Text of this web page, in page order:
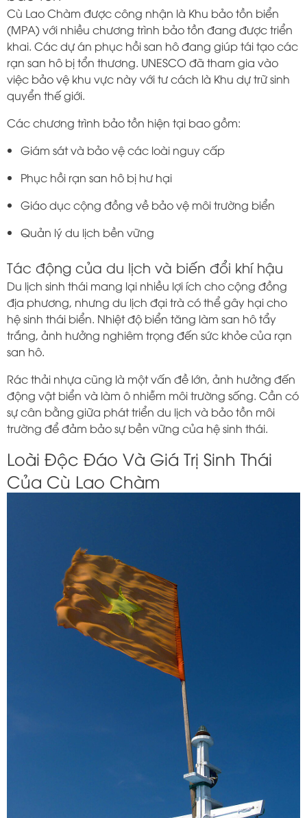
Cù Lao Chàm được công nhận là Khu bảo tồn biển
(MPA) với nhiều chương trình bảo tồn đang được triển
khai. Các dự án phục hồi san hô đang giúp tái tạo các
rạn san hô bị tổn thương. UNESCO đã tham gia vào
việc bảo vệ khu vực này với tư cách là Khu dự trữ sinh
quyển thế giới.
Các chương trình bảo tồn hiện tại bao gồm:
Giám sát và bảo vệ các loài nguy cấp
Phục hồi rạn san hô bị hư hại
Giáo dục cộng đồng về bảo vệ môi trường biển
Quản lý du lịch bền vững
Tác động của du lịch và biến đổi khí hậu
Du lịch sinh thái mang lại nhiều lợi ích cho cộng đồng
địa phương, nhưng du lịch đại trà có thể gây hại cho
hệ sinh thái biển. Nhiệt độ biển tăng làm san hô tẩy
trắng, ảnh hưởng nghiêm trọng đến sức khỏe của rạn
san hô.
Rác thải nhựa cũng là một vấn đề lớn, ảnh hưởng đến
động vật biển và làm ô nhiễm môi trường sống. Cần có
sự cân bằng giữa phát triển du lịch và bảo tồn môi
trường để đảm bảo sự bền vững của hệ sinh thái.
Loài Độc Đáo Và Giá Trị Sinh Thái
Của Cù Lao Chàm